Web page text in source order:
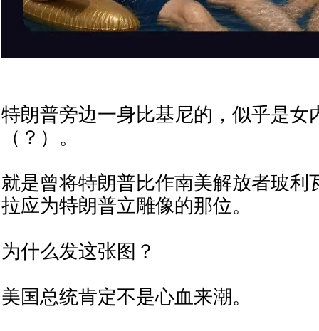
特朗普旁边一身比基尼的，似乎是女
（？）。
就是曾将特朗普比作南美解放者玻利
拉应为特朗普立雕像的那位。
为什么发这张图？
美国总统肯定不是心血来潮。